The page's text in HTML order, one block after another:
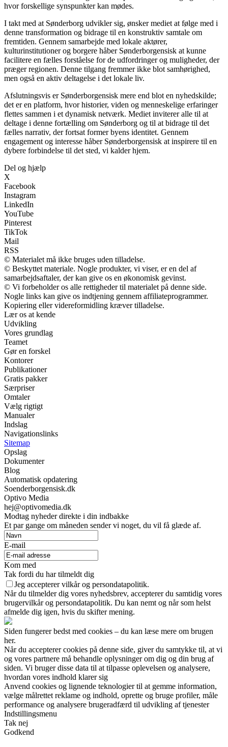
hvor forskellige synspunkter kan mødes.
I takt med at Sønderborg udvikler sig, ønsker mediet at følge med i
denne transformation og bidrage til en konstruktiv samtale om
fremtiden. Gennem samarbejde med lokale aktører,
kulturinstitutioner og borgere håber Sønderborgensisk at kunne
facilitere en fælles forståelse for de udfordringer og muligheder, der
præger regionen. Denne tilgang fremmer ikke blot samhørighed,
men også en aktiv deltagelse i det lokale liv.
Afslutningsvis er Sønderborgensisk mere end blot en nyhedskilde;
det er en platform, hvor historier, viden og menneskelige erfaringer
flettes sammen i et dynamisk netværk. Mediet inviterer alle til at
deltage i denne fortælling om Sønderborg og til at bidrage til det
fælles narrativ, der fortsat former byens identitet. Gennem
engagement og interesse håber Sønderborgensisk at inspirere til en
dybere forbindelse til det sted, vi kalder hjem.
Del og hjælp
X
Facebook
Instagram
LinkedIn
YouTube
Pinterest
TikTok
Mail
RSS
© Materialet må ikke bruges uden tilladelse.
© Beskyttet materiale. Nogle produkter, vi viser, er en del af
samarbejdsaftaler, der kan give os en økonomisk gevinst.
© Vi forbeholder os alle rettigheder til materialet på denne side.
Nogle links kan give os indtjening gennem affiliateprogrammer.
Kopiering eller videreformidling kræver tilladelse.
Lær os at kende
Udvikling
Vores grundlag
Teamet
Gør en forskel
Kontorer
Publikationer
Gratis pakker
Særpriser
Omtaler
Vælg rigtigt
Manualer
Indslag
Navigationslinks
Sitemap
Opslag
Dokumenter
Blog
Automatisk opdatering
Soenderborgensisk.dk
Optivo Media
hej@optivomedia.dk
Modtag nyheder direkte i din indbakke
Et par gange om måneden sender vi noget, du vil få glæde af.
E-mail
Kom med
Tak fordi du har tilmeldt dig
Jeg accepterer vilkår og persondatapolitik.
Når du tilmelder dig vores nyhedsbrev, accepterer du samtidig vores
brugervilkår og persondatapolitik. Du kan nemt og når som helst
afmelde dig igen, hvis du skifter mening.
Siden fungerer bedst med cookies – du kan læse mere om brugen
her.
Når du accepterer cookies på denne side, giver du samtykke til, at vi
og vores partnere må behandle oplysninger om dig og din brug af
siden. Vi bruger disse data til at tilpasse oplevelsen og analysere,
hvordan vores indhold klarer sig
Anvend cookies og lignende teknologier til at gemme information,
vælge målrettet reklame og indhold, oprette og bruge profiler, måle
performance og analysere brugeradfærd til udvikling af tjenester
Indstillingsmenu
Tak nej
Godkend